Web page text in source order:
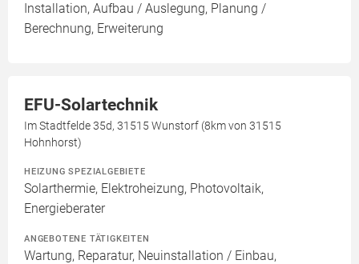
Installation, Aufbau / Auslegung, Planung /
Berechnung, Erweiterung
EFU-Solartechnik
Im Stadtfelde 35d, 31515 Wunstorf (8km von 31515
Hohnhorst)
HEIZUNG SPEZIALGEBIETE
Solarthermie, Elektroheizung, Photovoltaik,
Energieberater
ANGEBOTENE TÄTIGKEITEN
Wartung, Reparatur, Neuinstallation / Einbau,